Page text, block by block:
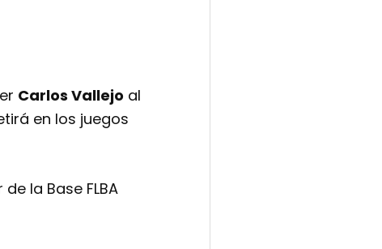
Carlos Vallejo al
en los juegos
la Base FLBA